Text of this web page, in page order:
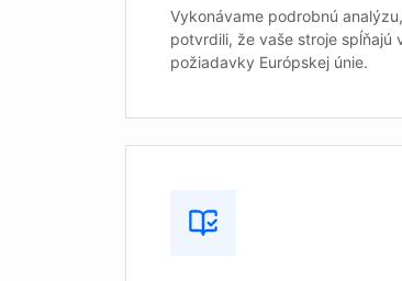
Vykonávame podrobnú
potvrdili, že vaše stroje spĺňajú
požiadavky Európskej únie.